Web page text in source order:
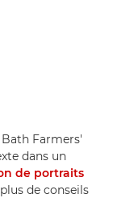
Farmers'
dans un
de portraits
de conseils